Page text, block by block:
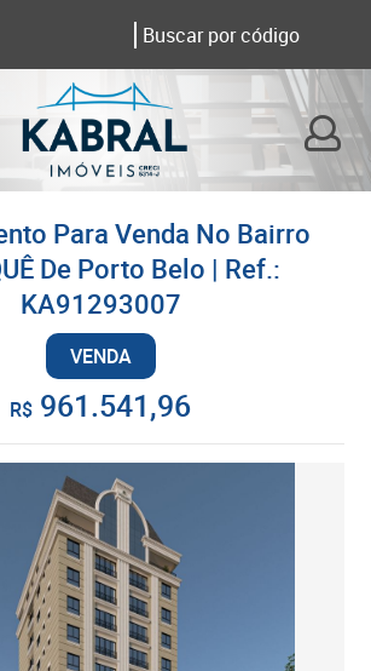
Para Venda No Bairro
De Porto Belo | Ref.:
KA91293007
VENDA
R$ 961.541,96